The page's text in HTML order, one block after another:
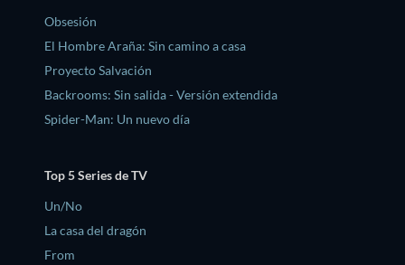
Obsesión
El Hombre Araña: Sin camino a casa
Proyecto Salvación
Backrooms: Sin salida - Versión extendida
Spider-Man: Un nuevo día
Top 5 Series de TV
Un/No
La casa del dragón
From